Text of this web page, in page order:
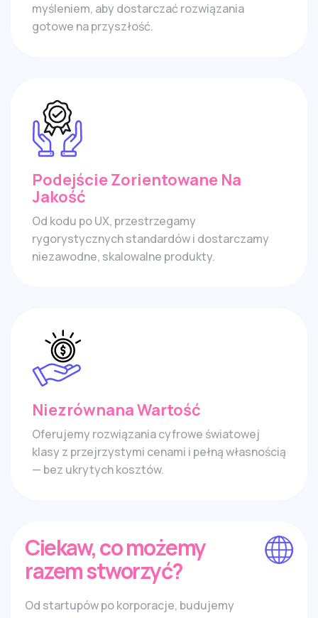
myśleniem, aby dostarczać rozwiązania
gotowe na przyszłość.
Podejście Zorientowane Na
Jakość
Od kodu po UX, przestrzegamy
rygorystycznych standardów i dostarczamy
niezawodne, skalowalne produkty.
Niezrównana Wartość
Oferujemy rozwiązania cyfrowe światowej
klasy z przejrzystymi cenami i pełną własnością
— bez ukrytych kosztów.
Ciekaw, co możemy
razem stworzyć?
Od startupów po korporacje, budujemy